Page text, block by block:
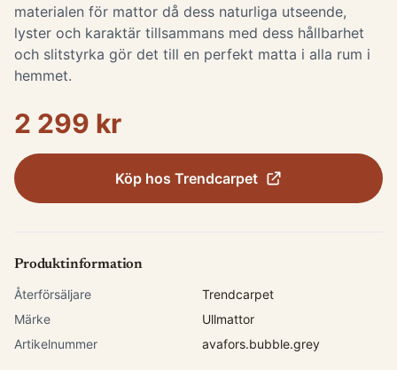
materialen för mattor då dess naturliga utseende,
lyster och karaktär tillsammans med dess hållbarhet
och slitstyrka gör det till en perfekt matta i alla rum i
hemmet.
2 299 kr
Köp hos Trendcarpet
Produktinformation
Återförsäljare
Trendcarpet
Märke
Ullmattor
Artikelnummer
avafors.bubble.grey